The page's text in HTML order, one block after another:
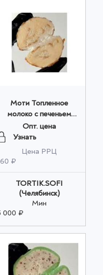
Моти Топленное
молоко с печеньем
оптом
Опт. цена
Узнать
Цена РРЦ
₽
TORTIK.SOFI
(Челябинск)
Мин
000 ₽